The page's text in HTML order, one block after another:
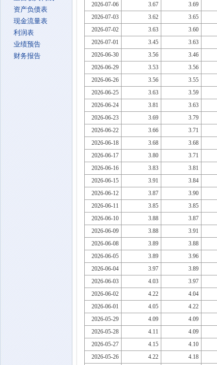
资产负债表
现金流量表
利润表
业绩预告
财务报告
2026-07-06
3.67
3.69
2026-07-03
3.62
3.65
2026-07-02
3.63
3.60
2026-07-01
3.45
3.63
2026-06-30
3.56
3.46
2026-06-29
3.53
3.56
2026-06-26
3.56
3.55
2026-06-25
3.63
3.59
2026-06-24
3.81
3.63
2026-06-23
3.69
3.79
2026-06-22
3.66
3.71
2026-06-18
3.68
3.68
2026-06-17
3.80
3.71
2026-06-16
3.83
3.81
2026-06-15
3.91
3.84
2026-06-12
3.87
3.90
2026-06-11
3.85
3.85
2026-06-10
3.88
3.87
2026-06-09
3.88
3.91
2026-06-08
3.89
3.88
2026-06-05
3.89
3.96
2026-06-04
3.97
3.89
2026-06-03
4.03
3.97
2026-06-02
4.22
4.04
2026-06-01
4.05
4.22
2026-05-29
4.09
4.09
2026-05-28
4.11
4.09
2026-05-27
4.15
4.10
2026-05-26
4.22
4.18